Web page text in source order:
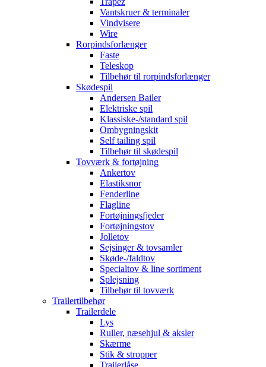
Vantskruer & terminaler
Vindvisere
Wire
Rorpindsforlænger
Faste
Teleskop
Tilbehør til rorpindsforlænger
Skødespil
Andersen Bailer
Elektriske spil
Klassiske-/standard spil
Ombygningskit
Self tailing spil
Tilbehør til skødespil
Tovværk & fortøjning
Ankertov
Elastiksnor
Fenderline
Flagline
Fortøjningsfjeder
Fortøjningstov
Jolletov
Sejsinger & tovsamler
Skøde-/faldtov
Specialtov & line sortiment
Splejsning
Tilbehør til tovværk
Trailertilbehør
Trailerdele
Lys
Ruller, næsehjul & aksler
Skærme
Stik & stropper